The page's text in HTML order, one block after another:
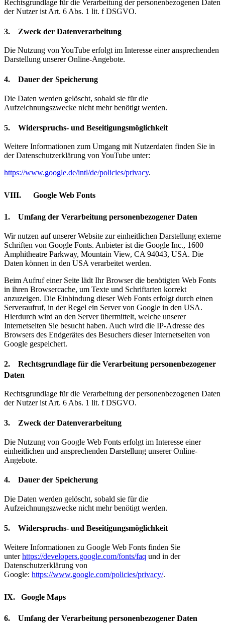
Rechtsgrundlage für die Verarbeitung der personenbezogenen Daten
der Nutzer ist Art. 6 Abs. 1 lit. f DSGVO.
3. Zweck der Datenverarbeitung
Die Nutzung von YouTube erfolgt im Interesse einer ansprechenden
Darstellung unserer Online-Angebote.
4. Dauer der Speicherung
Die Daten werden gelöscht, sobald sie für die
Aufzeichnungszwecke nicht mehr benötigt werden.
5. Widerspruchs- und Beseitigungsmöglichkeit
Weitere Informationen zum Umgang mit Nutzerdaten finden Sie in
der Datenschutzerklärung von YouTube unter:
https://www.google.de/intl/de/policies/privacy.
VIII. Google Web Fonts
1. Umfang der Verarbeitung personenbezogener Daten
Wir nutzen auf unserer Website zur einheitlichen Darstellung externe
Schriften von Google Fonts. Anbieter ist die Google Inc., 1600
Amphitheatre Parkway, Mountain View, CA 94043, USA. Die
Daten können in den USA verarbeitet werden.
Beim Aufruf einer Seite lädt Ihr Browser die benötigten Web Fonts
in ihren Browsercache, um Texte und Schriftarten korrekt
anzuzeigen. Die Einbindung dieser Web Fonts erfolgt durch einen
Serveraufruf, in der Regel ein Server von Google in den USA.
Hierdurch wird an den Server übermittelt, welche unserer
Internetseiten Sie besucht haben. Auch wird die IP-Adresse des
Browsers des Endgerätes des Besuchers dieser Internetseiten von
Google gespeichert.
2. Rechtsgrundlage für die Verarbeitung personenbezogener
Daten
Rechtsgrundlage für die Verarbeitung der personenbezogenen Daten
der Nutzer ist Art. 6 Abs. 1 lit. f DSGVO.
3. Zweck der Datenverarbeitung
Die Nutzung von Google Web Fonts erfolgt im Interesse einer
einheitlichen und ansprechenden Darstellung unserer Online-
Angebote.
4. Dauer der Speicherung
Die Daten werden gelöscht, sobald sie für die
Aufzeichnungszwecke nicht mehr benötigt werden.
5. Widerspruchs- und Beseitigungsmöglichkeit
Weitere Informationen zu Google Web Fonts finden Sie
unterhttps://developers.google.com/fonts/faq und in der
Datenschutzerklärung von
Google: https://www.google.com/policies/privacy/.
IX. Google Maps
6. Umfang der Verarbeitung personenbezogener Daten